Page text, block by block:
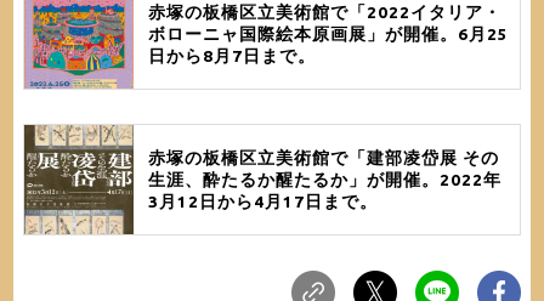
赤塚の板橋区立美術館で「2022イタリア・
ボローニャ国際絵本原画展」が開催。6月25
日から8月7日まで。
赤塚の板橋区立美術館で「建部凌岱展 その
生涯、酔たるか醒たるか」が開催。2022年
3月12日から4月17日まで。